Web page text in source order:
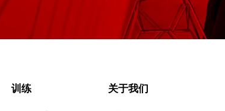
训练 关于我们